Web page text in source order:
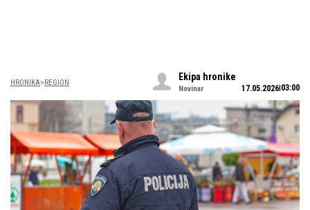
HRONIKA REGION
Ekipa hronike
Novinar 17.05.2026 03:00